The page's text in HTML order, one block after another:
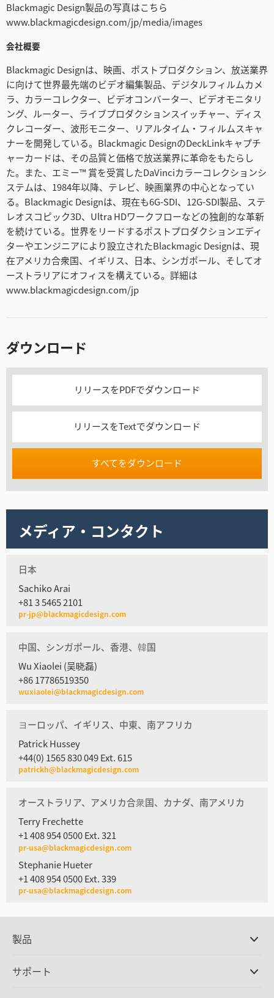
Blackmagic Design製品の写真はこちら
www.blackmagicdesign.com/jp/media/images
会社概要
Blackmagic Designは、映画、ポストプロダクション、放送業界
に向けて世界最先端のビデオ編集製品、デジタルフィルムカメ
ラ、カラーコレクター、ビデオコンバーター、ビデオモニタリ
ング、ルーター、ライブプロダクションスイッチャー、ディス
クレコーダー、波形モニター、リアルタイム・フィルムスキャ
ナーを開発している。Blackmagic DesignのDeckLinkキャプチ
ャーカードは、その品質と価格で放送業界に革命をもたらし
た。また、エミー™ 賞を受賞したDaVinciカラーコレクションシ
ステムは、1984年以降、テレビ、映画業界の中心となってい
る。Blackmagic Designは、現在も6G-SDI、12G-SDI製品、ステ
レオスコピック3D、Ultra HDワークフローなどの独創的な革新
を続けている。世界をリードするポストプロダクションエディ
ターやエンジニアにより設立されたBlackmagic Designは、現
在アメリカ合衆国、イギリス、日本、シンガポール、そしてオ
ーストラリアにオフィスを構えている。詳細は
www.blackmagicdesign.com/jp
ダウンロード
リリースをPDFでダウンロード
リリースをTextでダウンロード
すべてをダウンロード
メディア・コンタクト
日本
Sachiko Arai
+81 3 5465 2101
pr-jp@blackmagicdesign.com
中国、シンガポール、香港、韓国
Wu Xiaolei (吴晓磊)
+86 17786519350
wuxiaolei@blackmagicdesign.com
ヨーロッパ、イギリス、中東、南アフリカ
Patrick Hussey
+44(0) 1565 830 049 Ext. 615
patrickh@blackmagicdesign.com
オーストラリア、アメリカ合衆国、カナダ、南アメリカ
Terry Frechette
+1 408 954 0500 Ext. 321
pr-usa@blackmagicdesign.com
Stephanie Hueter
+1 408 954 0500 Ext. 339
pr-usa@blackmagicdesign.com
製品
DaVinci Resolve/Fusion
サポート